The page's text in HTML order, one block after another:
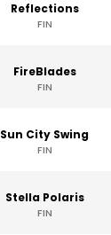
Reflections
FIN
FireBlades
FIN
Sun City Swing
FIN
Stella Polaris
FIN